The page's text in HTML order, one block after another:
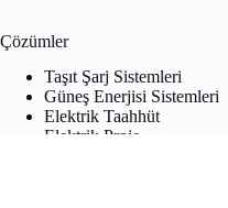
Çözümler
Taşıt Şarj Sistemleri
Güneş Enerjisi Sistemleri
Elektrik Taahhüt
Elektrik Proje